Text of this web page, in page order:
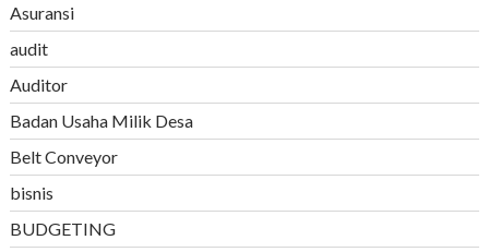
Asuransi
audit
Auditor
Badan Usaha Milik Desa
Belt Conveyor
bisnis
BUDGETING